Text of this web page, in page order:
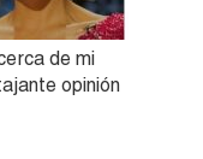
de mi
opinión